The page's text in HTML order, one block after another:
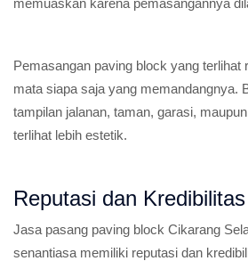
memuaskan karena pemasangannya
Pemasangan paving block yang terlihat
mata siapa saja yang memandangnya.
tampilan jalanan, taman, garasi,
terlihat lebih estetik.
Reputasi dan
Jasa pasang paving block Cikarang
senantiasa memiliki reputasi dan